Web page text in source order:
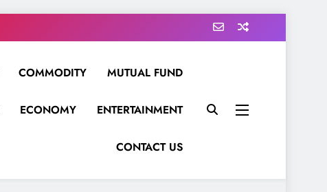
COMMODITY MUTUAL FUND
ECONOMY ENTERTAINMENT
CONTACT US